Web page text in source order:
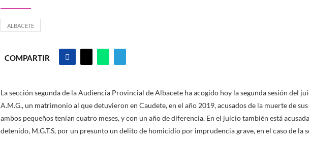
ALBACETE
COMPARTIR
La sección segunda de la Audiencia Provincial de Albacete ha acogido hoy la segunda sesión del
A.M.G.,un matrimonio al que detuvieron en Caudete, en el año 2019, acusados de la muerte de
ambos pequeños tenían cuatro meses, y con un año de diferencia. En el juicio también está
detenido, M.G.T.S, por un presunto un delito de homicidio por imprudencia grave, en el caso de la